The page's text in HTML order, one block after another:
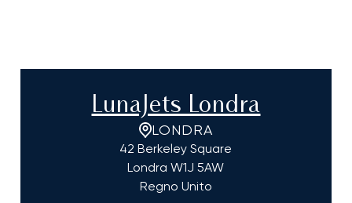
LunaJets Londra
LONDRA
42 Berkeley Square
Londra W1J 5AW
Regno Unito